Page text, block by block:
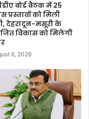
बोर्ड बैठक में 25
प्रस्तावों को मिली
देहरादून-मसूरी के
विकास को मिलेगी
6, 2026